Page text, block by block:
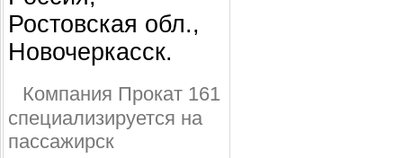
Ростовская обл.,
Новочеркасск.
Компания Прокат 161
специализируется на
пассажирск